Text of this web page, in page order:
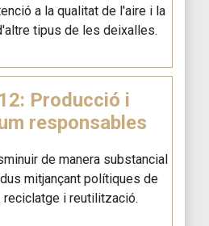
a la qualitat de l'aire i la
tipus de les deixalles.
Producció i
responsables
de manera substancial
mitjançant polítiques de
reciclatge i reutilització.